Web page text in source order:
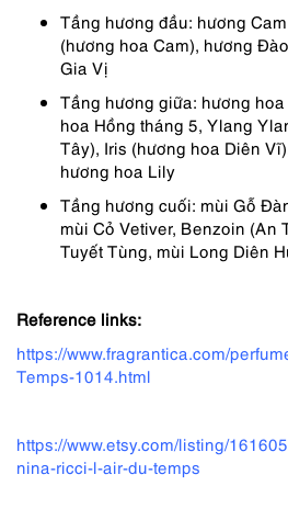
Tầng hương đầu: hương
(hương hoa Cam), hương
Gia Vị
Tầng hương giữa: hương
hoa Hồng tháng 5, Ylang
Tây), Iris (hương hoa Diên
hương hoa Lily
Tầng hương cuối: mùi Gỗ
mùi Cỏ Vetiver, Benzoin (An
Tuyết Tùng, mùi Long Diên
Reference links:
https://www.fragrantica.com/
Temps-1014.html
https://www.etsy.com/listing/
nina-ricci-l-air-du-temps